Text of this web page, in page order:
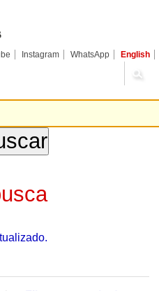
Instagram WhatsApp English